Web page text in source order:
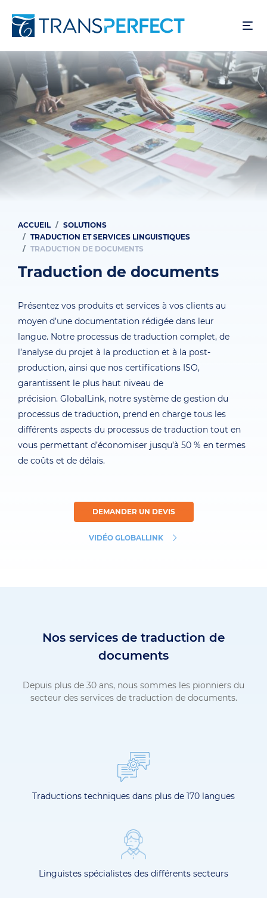
au
principal
Fil
d'Ariane
ACCUEIL
SOLUTIONS
TRADUCTION ET SERVICES LINGUISTIQUES
TRADUCTION DE DOCUMENTS
Traduction de documents
Présentez vos produits et services à vos clients au
moyen d’une documentation rédigée dans leur
langue. Notre processus de traduction complet, de
l’analyse du projet à la production et à la post-
production, ainsi que nos certifications ISO,
garantissent le plus haut niveau de
précision. GlobalLink, notre système de gestion du
processus de traduction, prend en charge tous les
différents aspects du processus de traduction tout en
vous permettant d’économiser jusqu’à 50 % en termes
de coûts et de délais.
DEMANDER UN DEVIS
VIDÉO GLOBALLINK
Nos services de traduction de
documents
Depuis plus de 30 ans, nous sommes les pionniers du
secteur des services de traduction de documents.
Traductions techniques dans plus de 170 langues
Linguistes spécialistes des différents secteurs